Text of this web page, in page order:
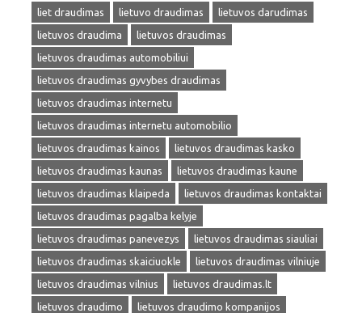
liet draudimas
lietuvo draudimas
lietuvos darudimas
lietuvos draudima
lietuvos draudimas
lietuvos draudimas automobiliui
lietuvos draudimas gyvybes draudimas
lietuvos draudimas internetu
lietuvos draudimas internetu automobilio
lietuvos draudimas kainos
lietuvos draudimas kasko
lietuvos draudimas kaunas
lietuvos draudimas kaune
lietuvos draudimas klaipeda
lietuvos draudimas kontaktai
lietuvos draudimas pagalba kelyje
lietuvos draudimas panevezys
lietuvos draudimas siauliai
lietuvos draudimas skaiciuokle
lietuvos draudimas vilniuje
lietuvos draudimas vilnius
lietuvos draudimas.lt
lietuvos draudimo
lietuvos draudimo kompanijos